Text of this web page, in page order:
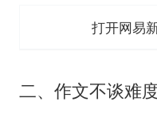
打开网易
二、作文不谈难